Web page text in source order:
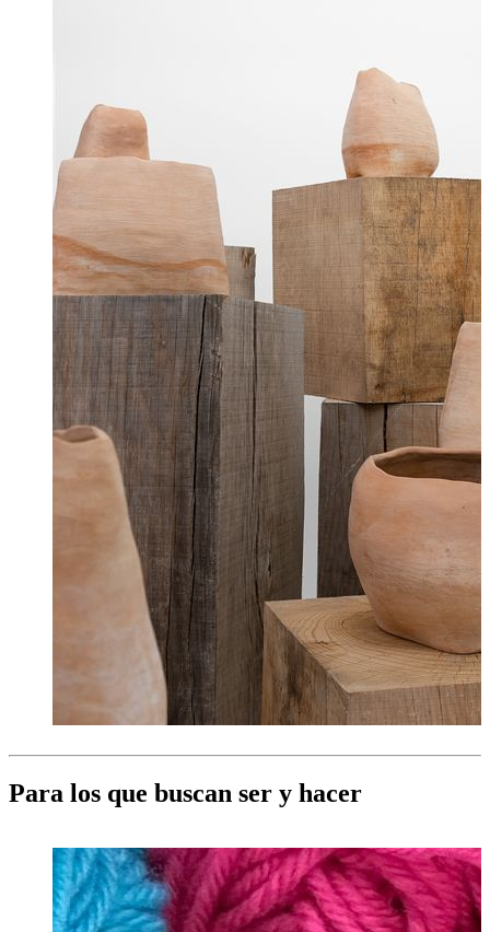
Para los que buscan ser y hacer